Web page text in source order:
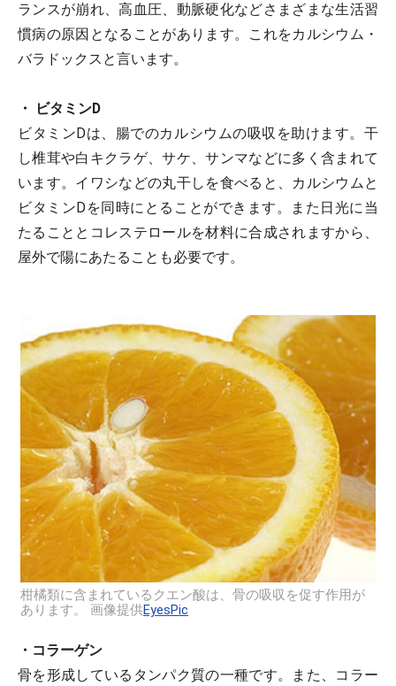
ランスが崩れ、高血圧、動脈硬化などさまざまな生活習
慣病の原因となることがあります。これをカルシウム・
バラドックスと言います。
・ ビタミンD
ビタミンDは、腸でのカルシウムの吸収を助けます。干
し椎茸や白キクラゲ、サケ、サンマなどに多く含まれて
います。イワシなどの丸干しを食べると、カルシウムと
ビタミンDを同時にとることができます。また日光に当
たることとコレステロールを材料に合成されますから、
屋外で陽にあたることも必要です。
柑橘類に含まれているクエン酸は、骨の吸収を促す作用が
あります。 画像提供EyesPic
・コラーゲン
骨を形成しているタンパク質の一種です。また、コラー